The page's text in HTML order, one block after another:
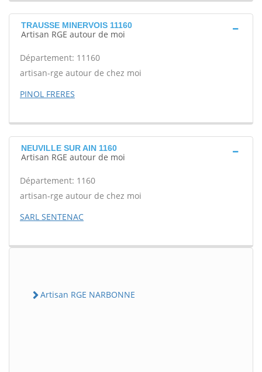
TRAUSSE MINERVOIS 11160
Artisan RGE autour de moi
Département: 11160
artisan-rge autour de chez moi
PINOL FRERES
NEUVILLE SUR AIN 1160
Artisan RGE autour de moi
Département: 1160
artisan-rge autour de chez moi
SARL SENTENAC
Artisan RGE NARBONNE